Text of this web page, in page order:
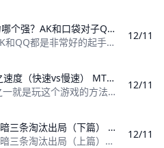
德州扑克AK和QQ牌力哪个强？AK和口袋对子Q胜率哪个高？ 德州扑克AK和QQ牌力哪个强？胜率哪个高？
在德州扑克游戏中，AK和QQ都是非常好的起手牌，激进的玩家拿到AK或者QQ在翻牌前甚至会选择直接ALL IN。 如果一个牌局中，有人手持底牌AK
12/11
MTT锦标赛打法策略之速度（快速vs慢速） MTT锦标赛打法策略之快速结构vs慢速结构
扑克最吸引人的地方之一就是玩这个游戏的方法千奇百怪绝不重样。除了有许多不同的扑克种类之外，玩家还可以选择任何想打的级别，从买打火机的钱到百万
12/11
研究AK:翻前4bet，被暗三条淘汰出局（下篇） 我能够打败的牌只有几手，而很多牌会打败我
研究AK:翻前4bet，被暗三条淘汰出局（上篇）：https://www.moshike.com/a/393.html 在河牌圈，一张非常有趣
12/11